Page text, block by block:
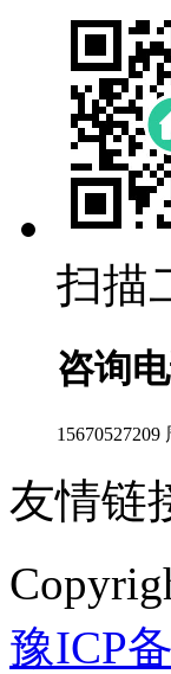
扫描
咨询
15670527209
友情链
豫ICP